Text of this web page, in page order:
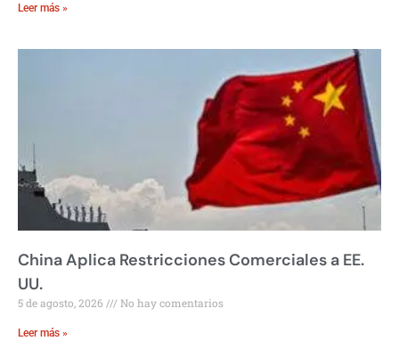
Leer más »
China Aplica Restricciones Comerciales a EE.
UU.
5 de agosto, 2026 No hay comentarios
Leer más »